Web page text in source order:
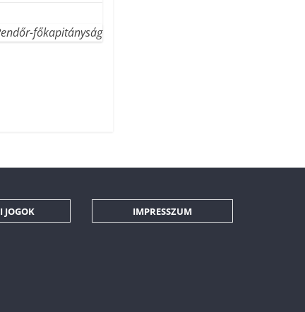
főkapitányság
JOGOK IMPRESSZUM